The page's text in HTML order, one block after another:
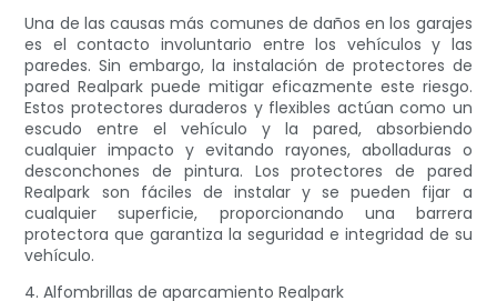
Una de las causas más comunes de daños en los garajes
es el contacto involuntario entre los vehículos y las
paredes. Sin embargo, la instalación de protectores de
pared Realpark puede mitigar eficazmente este riesgo.
Estos protectores duraderos y flexibles actúan como un
escudo entre el vehículo y la pared, absorbiendo
cualquier impacto y evitando rayones, abolladuras o
desconchones de pintura. Los protectores de pared
Realpark son fáciles de instalar y se pueden fijar a
cualquier superficie, proporcionando una barrera
protectora que garantiza la seguridad e integridad de su
vehículo.
4. Alfombrillas de aparcamiento Realpark